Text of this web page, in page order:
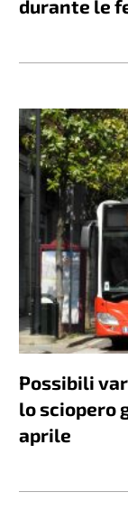
durante le
Possibili
lo sciopero
aprile